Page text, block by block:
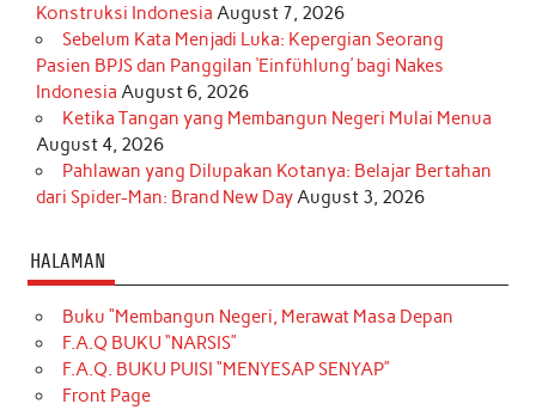
Konstruksi Indonesia August 7, 2026
Sebelum Kata Menjadi Luka: Kepergian Seorang
Pasien BPJS dan Panggilan ‘Einfühlung’ bagi Nakes
Indonesia August 6, 2026
Ketika Tangan yang Membangun Negeri Mulai Menua
August 4, 2026
Pahlawan yang Dilupakan Kotanya: Belajar Bertahan
dari Spider-Man: Brand New DayAugust 3, 2026
HALAMAN
Buku “Membangun Negeri, Merawat Masa Depan
F.A.Q BUKU “NARSIS”
F.A.Q. BUKU PUISI “MENYESAP SENYAP”
Front Page